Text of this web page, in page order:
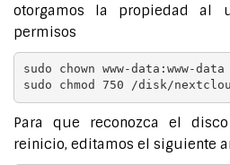
otorgamos la propiedad al
permisos
sudo chown www-data:www-
sudo chmod 750 /disk/
Para que reconozca el
reinicio, editamos el siguiente